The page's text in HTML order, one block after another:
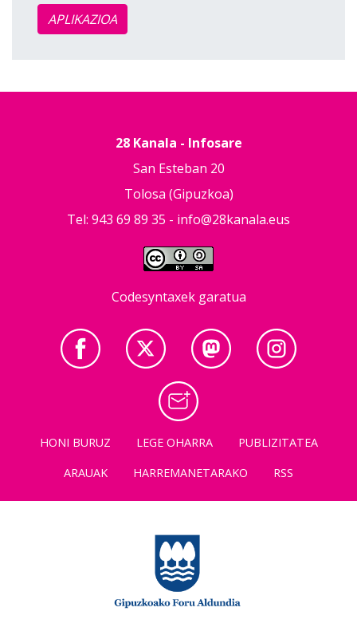
APLIKAZIOA
28 Kanala - Infosare
San Esteban 20
Tolosa (Gipuzkoa)
Tel: 943 69 89 35 - info@28kanala.eus
Codesyntaxek garatua
HONI BURUZ LEGE OHARRA
PUBLIZITATEA
ARAUAK
HARREMANETARAKO RSS